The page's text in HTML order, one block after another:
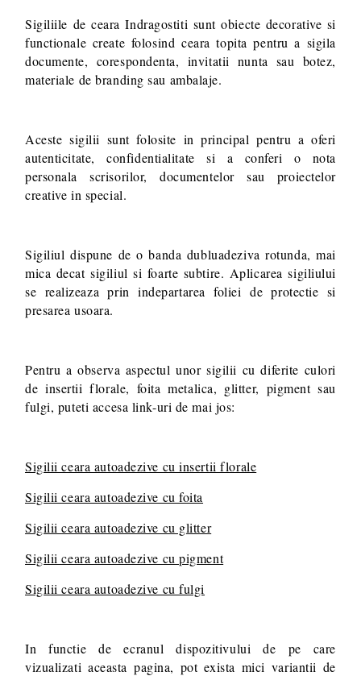
Sigiliile de ceara Indragostiti sunt obiecte decorative si
functionale create folosind ceara topita pentru a sigila
documente, corespondenta, invitatii nunta sau botez,
materiale de branding sau ambalaje.
Aceste sigilii sunt folosite in principal pentru a oferi
autenticitate, confidentialitate si a conferi o nota
personala scrisorilor, documentelor sau proiectelor
creative in special.
Sigiliul dispune de o banda dubluadeziva rotunda, mai
mica decat sigiliul si foarte subtire. Aplicarea sigiliului
se realizeaza prin indepartarea foliei de protectie si
presarea usoara.
Pentru a observa aspectul unor sigilii cu diferite culori
de insertii florale, foita metalica, glitter, pigment sau
fulgi, puteti accesa link-uri de mai jos:
Sigilii ceara autoadezive cu insertii florale
Sigilii ceara autoadezive cu foita
Sigilii ceara autoadezive cu glitter
Sigilii ceara autoadezive cu pigment
Sigilii ceara autoadezive cu fulgi
In functie de ecranul dispozitivului de pe care
vizualizati aceasta pagina, pot exista mici variantii de